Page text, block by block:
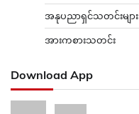
အနုပညာရှင်သတင်းများ
အားကစားသတင်း
Download App